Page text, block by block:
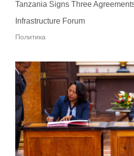
Tanzania Signs Three
Infrastructure Forum
Политика